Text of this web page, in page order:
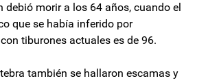
debió morir a los 64 años, cuando el
que se había inferido por
tiburones actuales es de 96.
también se hallaron escamas y